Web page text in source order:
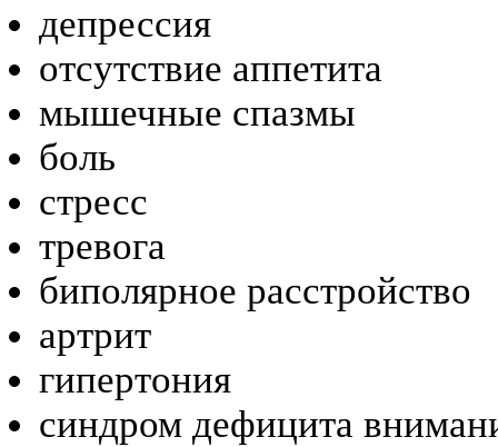
депрессия
отсутствие аппетита
мышечные спазмы
боль
стресс
тревога
биполярное расстройство
артрит
гипертония
синдром дефицита